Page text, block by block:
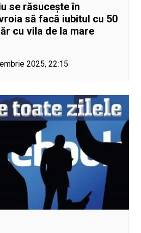
se răsucește în
să facă iubitul cu 50
cu vila de la mare
2025, 22:15